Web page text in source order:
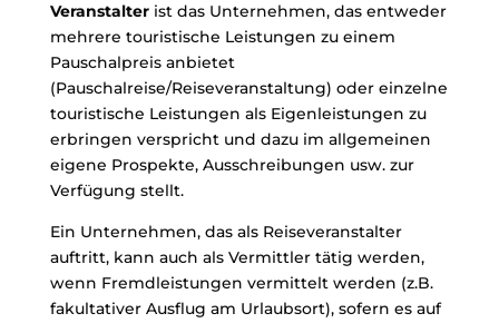
Veranstalterist das Unternehmen, das entweder
mehrere touristische Leistungen zu einem
Pauschalpreis anbietet
(Pauschalreise/Reiseveranstaltung) oder einzelne
touristische Leistungen als Eigenleistungen zu
erbringen verspricht und dazu im allgemeinen
eigene Prospekte, Ausschreibungen usw. zur
Verfügung stellt.
Ein Unternehmen, das als Reiseveranstalter
auftritt, kann auch als Vermittler tätig werden,
wenn Fremdleistungen vermittelt werden (z.B.
fakultativer Ausflug am Urlaubsort), sofern es auf